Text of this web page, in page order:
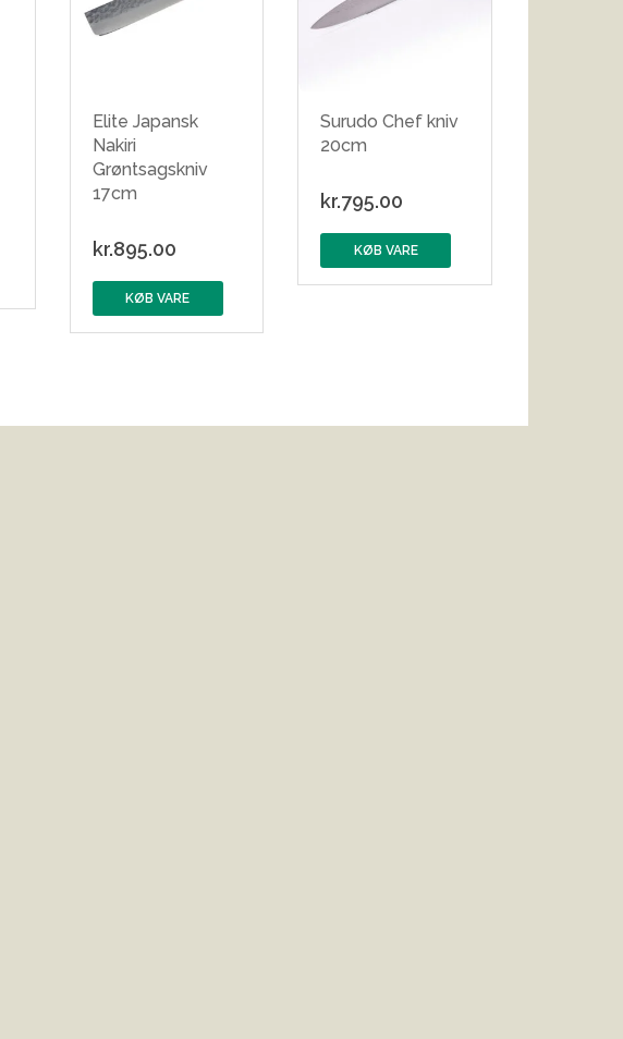
Elite Japansk
Nakiri
Grøntsagskniv
17cm
kr.895.00
KØB VARE
Surudo Chef kniv
20cm
kr.795.00
KØB VARE